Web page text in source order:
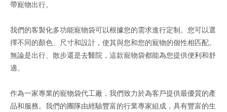
帶寵物出行。
我們的客製化多功能寵物袋可以根據您的需求進行定制。您可以選
擇不同的顏色、尺寸和設計，使其與您和您的寵物的個性相匹配。
無論是出行、散步還是去醫院，這款寵物袋都能為您提供便利和舒
適。
作為一家專業的寵物袋代工廠，我們致力於為客戶提供最優質的產
品和服務。我們的團隊由經驗豐富的行業專家組成，具有豐富的生